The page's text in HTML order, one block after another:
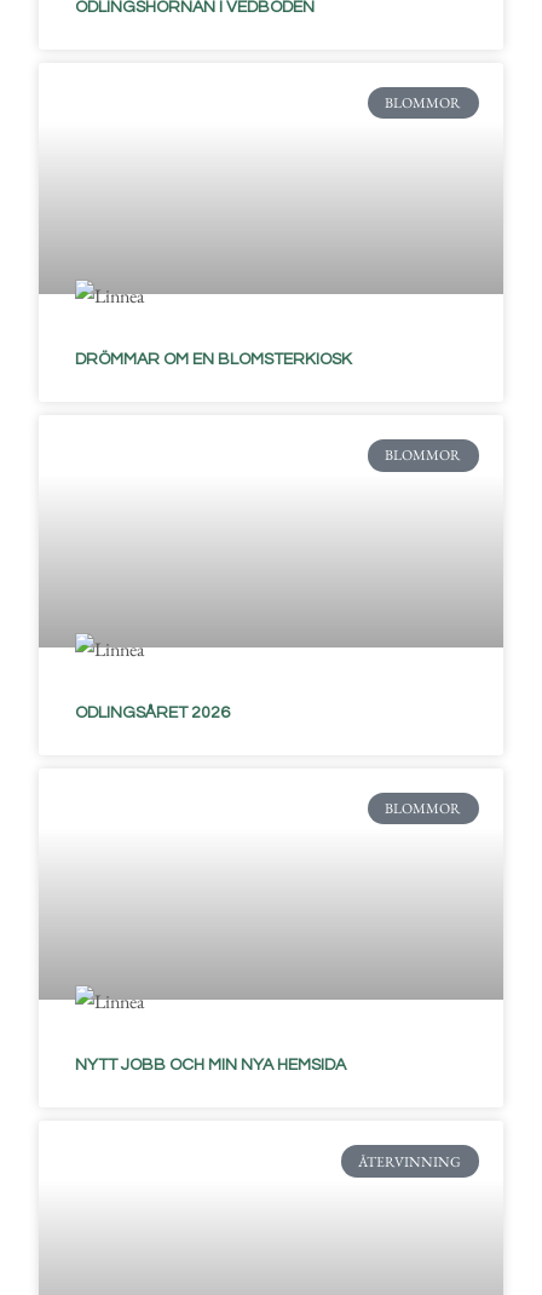
ODLINGSHÖRNAN I VEDBODEN
BLOMMOR
DRÖMMAR OM EN BLOMSTERKIOSK
BLOMMOR
ODLINGSÅRET 2026
BLOMMOR
NYTT JOBB OCH MIN NYA HEMSIDA
ÅTERVINNING